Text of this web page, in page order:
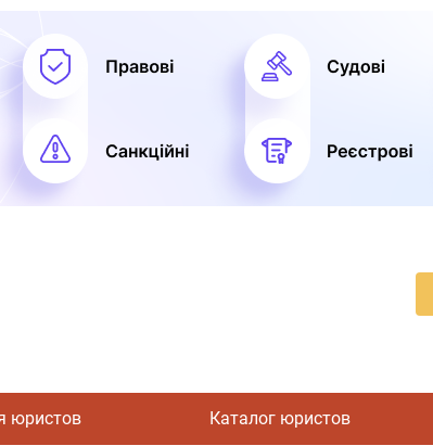
юристов Каталог юристов